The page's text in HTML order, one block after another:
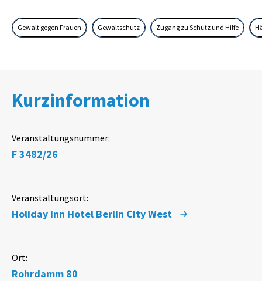
Gewalt gegen Frauen Gewaltschutz Zugang zu Schutz und Hilfe
Kurzinformation
Veranstaltungsnummer:
F 3482/26
Veranstaltungsort:
Holiday Inn Hotel Berlin City West
Ort:
Rohrdamm 80